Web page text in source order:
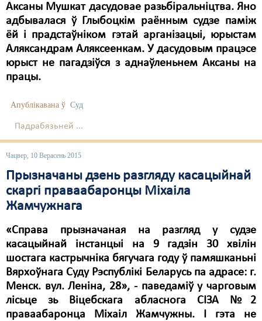
Аксаны Мушкат дасудовае разьбіральніцтва. Яно
адбывалася ў Глыбоцкім раённым судзе паміж
ёй і прадстаўніком гэтай арганізацыі, юрыстам
Аляксандрам Аляксеенкам. У дасудовым працэсе
юрыст не пагадзіўся з аднаўленьнем Аксаны на
працы.
Апублікавана ў Суд
Падрабязьней ...
Чацвер, 10 Верасень 2015
Прызначаны дзень разгляду касацыйнай
скаргі праваабаронцы Міхаіла
Жамчужнага
«Справа прызначаная на разгляд у судзе
касацыйнай інстанцыі на 9 гадзін 30 хвілін
шостага кастрычніка бягучага году ў памяшканьні
Вярхоўнага Суду Рэспублікі Беларусь па адрасе: г.
Менск. вул. Леніна, 28», - паведаміў у чарговым
лісьце зь Віцебскага абласнога СІЗА №2
праваабаронца Міхаіл Жамчужны. І гэта не
Экалёгія
Правы працоўных
Сацыяльныя правы